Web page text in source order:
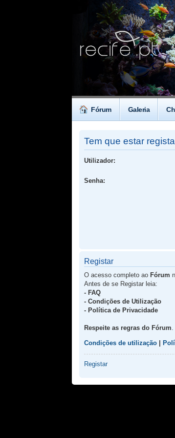
Fórum Galeria
Tem que estar
Utilizador:
Senha:
Registar
O acesso completo ao Fórum
Antes de se Registar leia:
- FAQ
- Condições de Utilização
- Política de Privacidade
Respeite as regras do Fórum
Condições de utilização
Registar